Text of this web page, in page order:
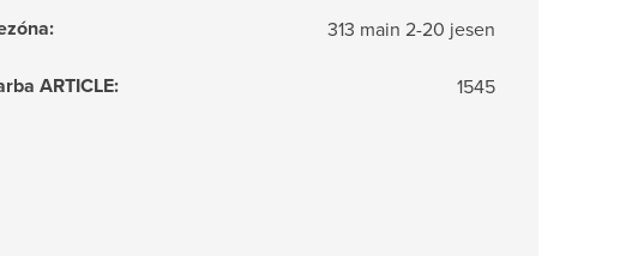
: 313 main 2-20 jesen
ARTICLE: 1545